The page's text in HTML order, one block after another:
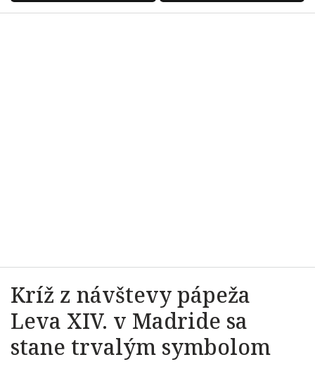
Kríž z návštevy pápeža
Leva XIV. v Madride sa
stane trvalým symbolom